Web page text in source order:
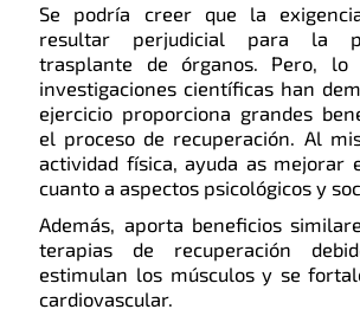
Se podría creer que la
resultar perjudicial para la
trasplante de órganos. Pero, lo
investigaciones científicas han
ejercicio proporciona grandes
el proceso de recuperación. Al
actividad física, ayuda as mejorar
cuanto a aspectos psicológicos y
Además, aporta beneficios
terapias de recuperación
estimulan los músculos y se
cardiovascular.